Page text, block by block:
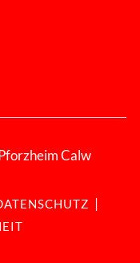
Calw
|